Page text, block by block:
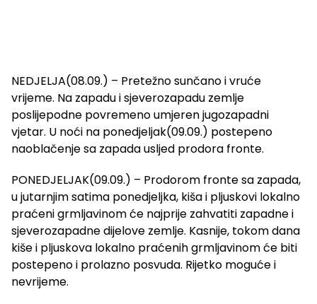
NEDJELJA(08.09.) – Pretežno sunčano i vruće
vrijeme. Na zapadu i sjeverozapadu zemlje
poslijepodne povremeno umjeren jugozapadni
vjetar. U noći na ponedjeljak(09.09.) postepeno
naoblačenje sa zapada usljed prodora fronte.
PONEDJELJAK(09.09.) – Prodorom fronte sa zapada,
u jutarnjim satima ponedjeljka, kiša i pljuskovi lokalno
praćeni grmljavinom će najprije zahvatiti zapadne i
sjeverozapadne dijelove zemlje. Kasnije, tokom dana
kiše i pljuskova lokalno praćenih grmljavinom će biti
postepeno i prolazno posvuda. Rijetko moguće i
nevrijeme.